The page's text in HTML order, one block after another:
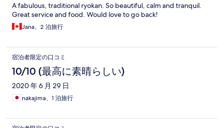
A fabulous, traditional ryokan. So beautiful, calm and tranquil.
Great service and food. Would love to go back!
Jana、2 泊旅行
宿泊者限定の口コミ
10/10 (最高に素晴らしい)
2020 年 6 月 29 日
nakajima、1 泊旅行